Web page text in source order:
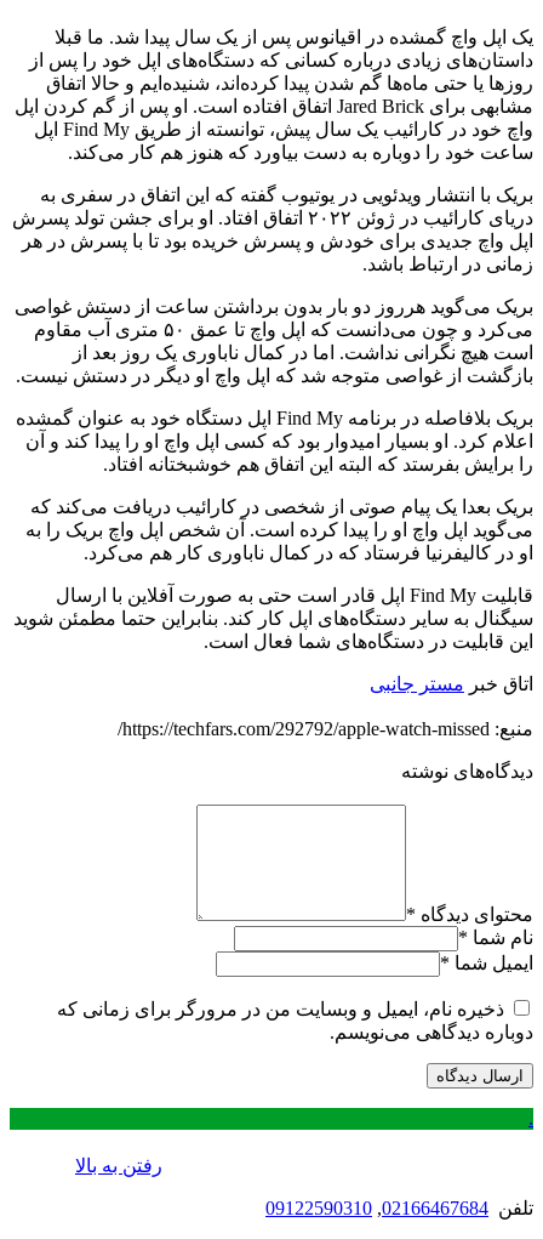
یک اپل واچ گمشده در اقیانوس پس از یک سال پیدا شد. ما قبلا
داستان‌های زیادی درباره کسانی که دستگاه‌های اپل خود را پس از
روزها یا حتی ماه‌ها گم شدن پیدا کرده‌اند، شنیده‌ایم و حالا اتفاق
مشابهی برای Jared Brick اتفاق افتاده است. او پس از گم کردن اپل
واچ خود در کارائیب یک سال پیش، توانسته از طریق Find My اپل
ساعت خود را دوباره به دست بیاورد که هنوز هم کار می‌کند.
بریک با انتشار ویدئویی در یوتیوب گفته که این اتفاق در سفری به
دریای کارائیب در ژوئن ۲۰۲۲ اتفاق افتاد. او برای جشن تولد پسرش
اپل واچ جدیدی برای خودش و پسرش خریده بود تا با پسرش در هر
زمانی در ارتباط باشد.
بریک می‌گوید هرروز دو بار بدون برداشتن ساعت از دستش غواصی
می‌کرد و چون می‌دانست که اپل واچ تا عمق ۵۰ متری آب مقاوم
است هیچ نگرانی نداشت. اما در کمال ناباوری یک روز بعد از
بازگشت از غواصی متوجه شد که اپل واچ‌ او دیگر در دستش نیست.
بریک بلافاصله در برنامه Find My اپل دستگاه خود به عنوان گمشده
اعلام کرد. او بسیار امیدوار بود که کسی اپل واچ او را پیدا کند و آن
را برایش بفرستد که البته این اتفاق هم خوشبختانه افتاد.
بریک بعدا یک پیام صوتی از شخصی در کارائیب دریافت می‌کند که
می‌گوید اپل واچ او را پیدا کرده است. آن شخص اپل واچ بریک را به
او در کالیفرنیا فرستاد که در کمال ناباوری کار هم می‌کرد.
قابلیت Find My اپل قادر است حتی به صورت آفلاین با ارسال
سیگنال به سایر دستگاه‌های اپل کار کند. بنابراین حتما مطمئن شوید
این قابلیت در دستگاه‌های شما فعال است.
اتاق خبر مستر جانبی
منبع: https://techfars.com/292792/apple-watch-missed/
دیدگاه‌های نوشته
محتوای دیدگاه *
نام شما *
ایمیل شما *
ذخیره نام، ایمیل و وبسایت من در مرورگر برای زمانی که
دوباره دیدگاهی می‌نویسم.
.
رفتن به بالا
تلفن 02166467684
,
09122590310